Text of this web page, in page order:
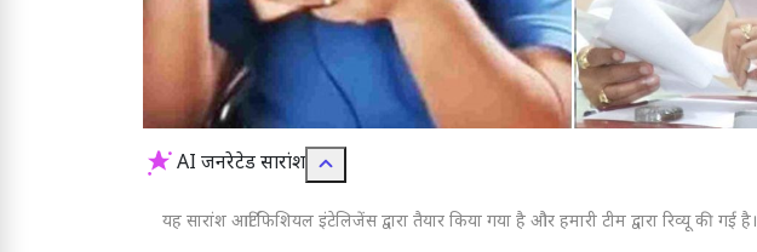
AI जनरेटेड सारांश
यह सारांश आर्टिफिशियल इंटेलिजेंस द्वारा तैयार किया गया है और हमारी टीम द्वारा रिव्यू की गई है।